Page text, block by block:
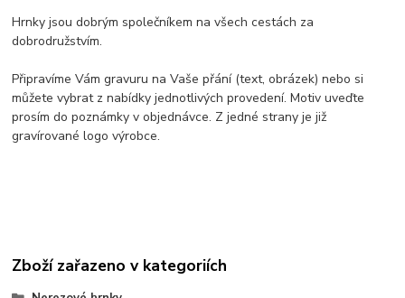
Hrnky jsou dobrým společníkem na všech cestách za
dobrodružstvím.
Připravíme Vám gravuru na Vaše přání (text, obrázek) nebo si
můžete vybrat z nabídky jednotlivých provedení. Motiv uveďte
prosím do poznámky v objednávce. Z jedné strany je již
gravírované logo výrobce.
Zboží zařazeno v kategoriích